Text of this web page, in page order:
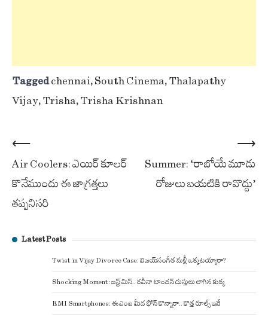
Taggedchennai,South Cinema,Thalapathy
Vijay,Trisha,Trisha Krishnan
Post
navigation
⟵
Air Coolers: ఎయిర్‌ కూలర్‌
కొనేముందు ఈ జాగ్రత్తలు
తప్పనిసరి
Summer: ‘రాబోయే మూడు
రోజులు బయటికి రావొద్దు’
⟶
Latest Posts
Twist in Vijay Divorce Case: విజయ్-సంగీత మళ్లీ ఒక్కటయ్యారా?
Shocking Moment: జస్ట్ మిస్.. రవీనా టాండన్ దుస్తులు లాగిన కుక్క
EMI Smartphones: ఈఎంఐ మీద ఫోన్ కొన్నారా.. కొత్త రూల్స్ ఇవే